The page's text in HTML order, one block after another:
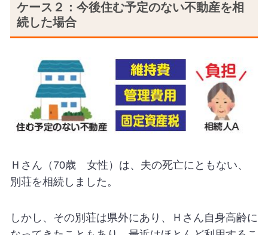
ケース２：今後住む予定のない不動産を相
続した場合
Ｈさん（70歳 女性）は、夫の死亡にともない、
別荘を相続しました。
しかし、その別荘は県外にあり、Ｈさん自身高齢に